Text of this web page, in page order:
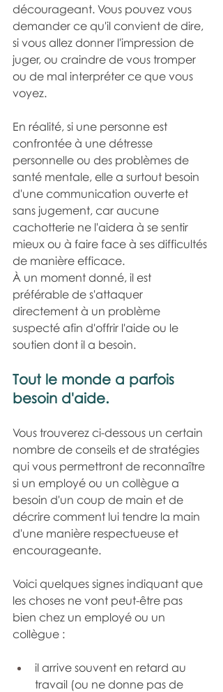
décourageant. Vous pouvez vous
demander ce qu'il convient de dire,
si vous allez donner l'impression de
juger, ou craindre de vous tromper
ou de mal interpréter ce que vous
voyez.
En réalité, si une personne est
confrontée à une détresse
personnelle ou des problèmes de
santé mentale, elle a surtout besoin
d'une communication ouverte et
sans jugement, car aucune
cachotterie ne l'aidera à se sentir
mieux ou à faire face à ses difficultés
de manière efficace.
À un moment donné, il est
préférable de s'attaquer
directement à un problème
suspecté afin d'offrir l'aide ou le
soutien dont il a besoin.
Tout le monde a parfois
besoin d'aide.
Vous trouverez ci-dessous un certain
nombre de conseils et de stratégies
qui vous permettront de reconnaître
si un employé ou un collègue a
besoin d'un coup de main et de
décrire comment lui tendre la main
d'une manière respectueuse et
encourageante.
Voici quelques signes indiquant que
les choses ne vont peut-être pas
bien chez un employé ou un
collègue :
il arrive souvent en retard au
travail (ou ne donne pas de